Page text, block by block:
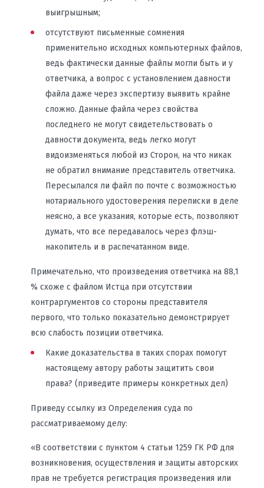
выигрышным;
отсутствуют письменные сомнения
применительно исходных компьютерных файлов,
ведь фактически данные файлы могли быть и у
ответчика, а вопрос с установлением давности
файла даже через экспертизу выявить крайне
сложно. Данные файла через свойства
последнего не могут свидетельствовать о
давности документа, ведь легко могут
видоизменяться любой из Сторон, на что никак
не обратил внимание представитель ответчика.
Пересылался ли файл по почте с возможностью
нотариального удостоверения переписки в деле
неясно, а все указания, которые есть, позволяют
думать, что все передавалось через флэш-
накопитель и в распечатанном виде.
Примечательно, что произведения ответчика на 88,1
% схоже с файлом Истца при отсутствии
контраргументов со стороны представителя
первого, что только показательно демонстрирует
всю слабость позиции ответчика.
Какие доказательства в таких спорах помогут
настоящему автору работы защитить свои
права? (приведите примеры конкретных дел)
Приведу ссылку из Определения суда по
рассматриваемому делу:
«В соответствии с пунктом 4 статьи 1259 ГК РФ для
возникновения, осуществления и защиты авторских
прав не требуется регистрация произведения или